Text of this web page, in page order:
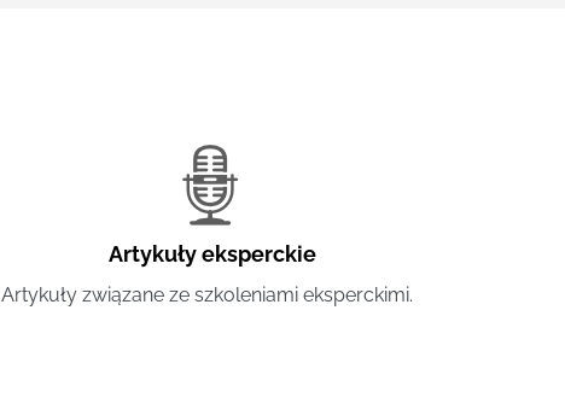
Artykuły eksperckie
Artykuły związane ze szkoleniami eksperckimi.